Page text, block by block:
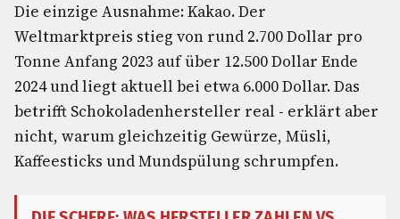
Die einzige Ausnahme: Kakao. Der
Weltmarktpreis stieg von rund 2.700 Dollar pro
Tonne Anfang 2023 auf über 12.500 Dollar Ende
2024 und liegt aktuell bei etwa 6.000 Dollar. Das
betrifft Schokoladenhersteller real - erklärt aber
nicht, warum gleichzeitig Gewürze, Müsli,
Kaffeesticks und Mundspülung schrumpfen.